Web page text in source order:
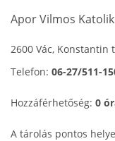
Apor Vilmos
2600 Vác, Konstantin
Telefon: 06-27/511-
Hozzáférhetőség: 0
A tárolás pontos